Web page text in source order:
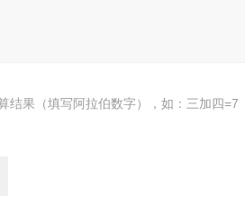
结果（填写阿拉伯数字），如：三加四=7